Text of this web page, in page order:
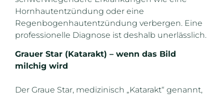
Hornhautentzündung oder eine
Regenbogenhautentzündung verbergen. Eine
professionelle Diagnose ist deshalb unerlässlich.
Grauer Star (Katarakt) – wenn das Bild
milchig wird
Der Graue Star, medizinisch „Katarakt“ genannt,